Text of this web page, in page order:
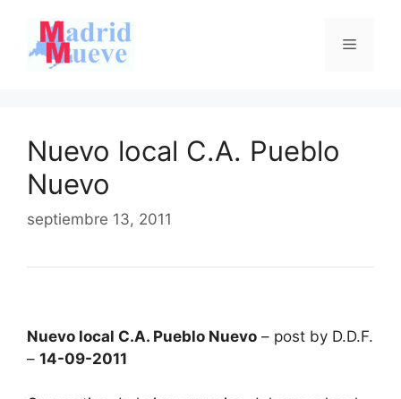
contenido
Menú
Nuevo local C.A. Pueblo
Nuevo
septiembre 13, 2011
Nuevo local C.A. Pueblo Nuevo – post by D.D.F.
– 14-09-2011